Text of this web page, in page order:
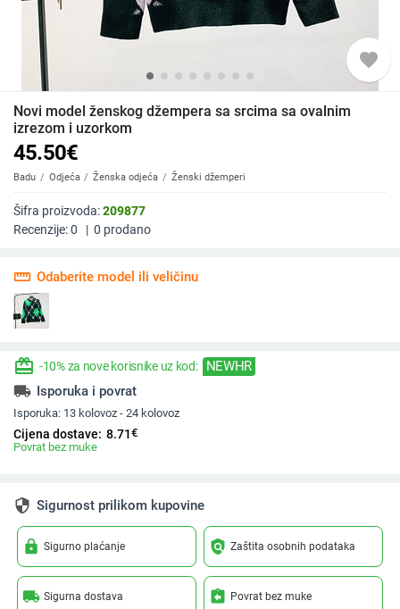
favorite
Novi model ženskog džempera sa srcima sa ovalnim
izrezom i uzorkom
45.50€
Badu Odjeća Ženska odjeća Ženski džemperi
Šifra proizvoda:209877
Recenzije:0 | 0 prodano
straighten Odaberite model ili veličinu
redeem -10% za nove korisnike uz kod: NEWHR
local_shipping Isporuka i povrat
Isporuka: 13 kolovoz - 24 kolovoz
Cijena dostave: 8.71€
Povrat bez muke
security Sigurnost prilikom kupovine
lock Sigurno plaćanje policy Zaštita osobnih podataka
local_shipping Sigurna dostava assignment_return Povrat bez muke